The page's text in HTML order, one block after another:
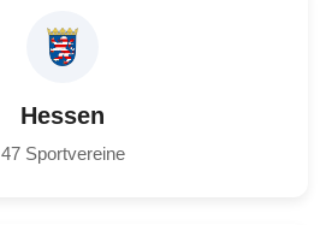
Hessen
47 Sportvereine